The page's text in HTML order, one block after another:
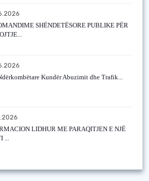
SHËNDETËSORE PUBLIKE PËR
Kundër Abuzimit dhe Trafik...
LIDHUR ME PARAQITJEN E NJË